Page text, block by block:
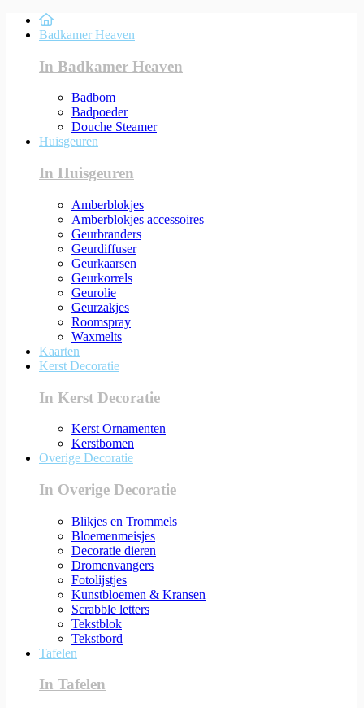
Badkamer Heaven
In Badkamer Heaven
Badbom
Badpoeder
Douche Steamer
Huisgeuren
In Huisgeuren
Amberblokjes
Amberblokjes accessoires
Geurbranders
Geurdiffuser
Geurkaarsen
Geurkorrels
Geurolie
Geurzakjes
Roomspray
Waxmelts
Kaarten
Kerst Decoratie
In Kerst Decoratie
Kerst Ornamenten
Kerstbomen
Overige Decoratie
In Overige Decoratie
Blikjes en Trommels
Bloemenmeisjes
Decoratie dieren
Dromenvangers
Fotolijstjes
Kunstbloemen & Kransen
Scrabble letters
Tekstblok
Tekstbord
Tafelen
In Tafelen